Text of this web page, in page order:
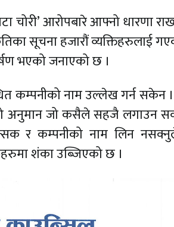
आरोपबारे आफ्नो धारणा
सूचना हजारौं व्यक्तिहरुलाई
भएको जनाएको छ ।
कम्पनीको नाम उल्लेख गर्न सकेन
अनुमान जो कसैले सहजै लगाउन
र कम्पनीको नाम लिन
शंका उब्जिएको छ ।